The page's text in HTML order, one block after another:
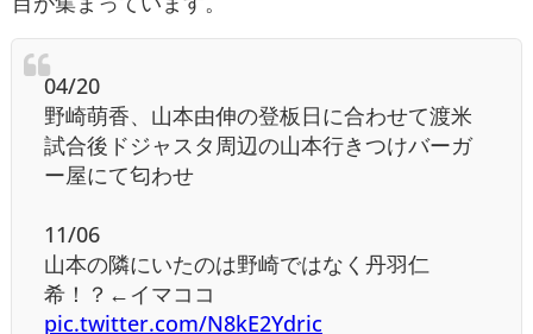
04/20
野崎萌香、山本由伸の登板日に合わせて渡米
試合後ドジャスタ周辺の山本行きつけバーガ
ー屋にて匂わせ
11/06
山本の隣にいたのは野崎ではなく丹羽仁
希！？←イマココ
pic.twitter.com/N8kE2Ydric